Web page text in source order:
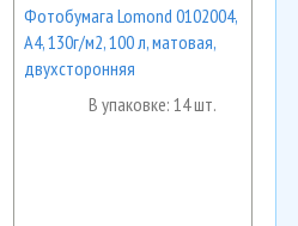
Фотобумага Lomond 0102004,
А4, 130г/м2, 100 л, матовая,
двухсторонняя
В упаковке: 14 шт.